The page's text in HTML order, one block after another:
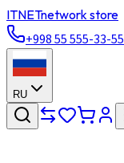
ITNETnetwork store
+998 55 555-33-55
RU